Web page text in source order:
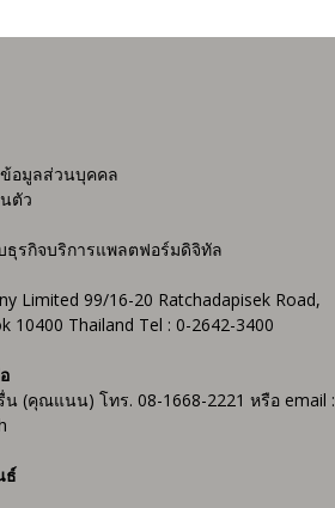
อมูลส่วนบุคคล
ตัว
ธุรกิจบริการแพลตฟอร์มดิจิทัล
Limited 99/16-20 Ratchadapisek Road,
10400 Thailand Tel : 0-2642-3400
(คุณแนน) โทร. 08-1668-2221 หรือ email :
ธ์